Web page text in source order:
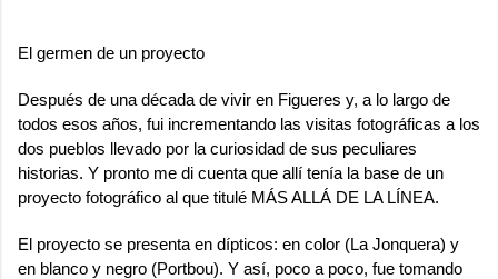
El germen de un proyecto
Después de una década de vivir en Figueres y, a lo largo de
todos esos años, fui incrementando las visitas fotográficas a los
dos pueblos llevado por la curiosidad de sus peculiares
historias. Y pronto me di cuenta que allí tenía la base de un
proyecto fotográfico al que titulé MÁS ALLÁ DE LA LÍNEA.
El proyecto se presenta en dípticos: en color (La Jonquera) y
en blanco y negro (Portbou). Y así, poco a poco, fue tomando